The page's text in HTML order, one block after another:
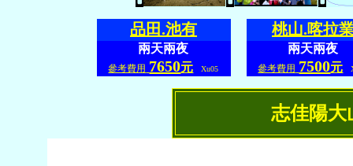
品田.池有
兩天兩夜
參考費用 7650元 Xu05
桃山.喀拉
兩天兩夜
參考費用 7500元
志佳陽大